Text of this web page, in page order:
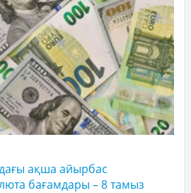
ақша айырбас
бағамдары – 8 тамыз